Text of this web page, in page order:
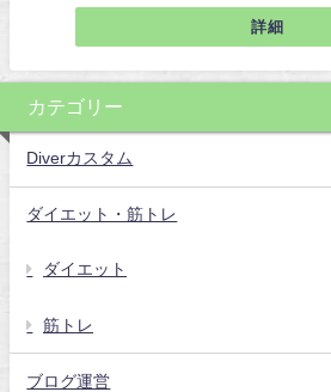
詳細
カテゴリー
Diverカスタム
ダイエット・筋トレ
ダイエット
筋トレ
ブログ運営